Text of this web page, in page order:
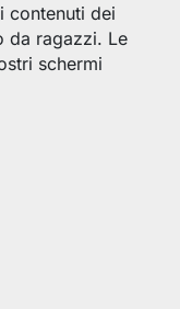
contenuti dei
da ragazzi. Le
schermi